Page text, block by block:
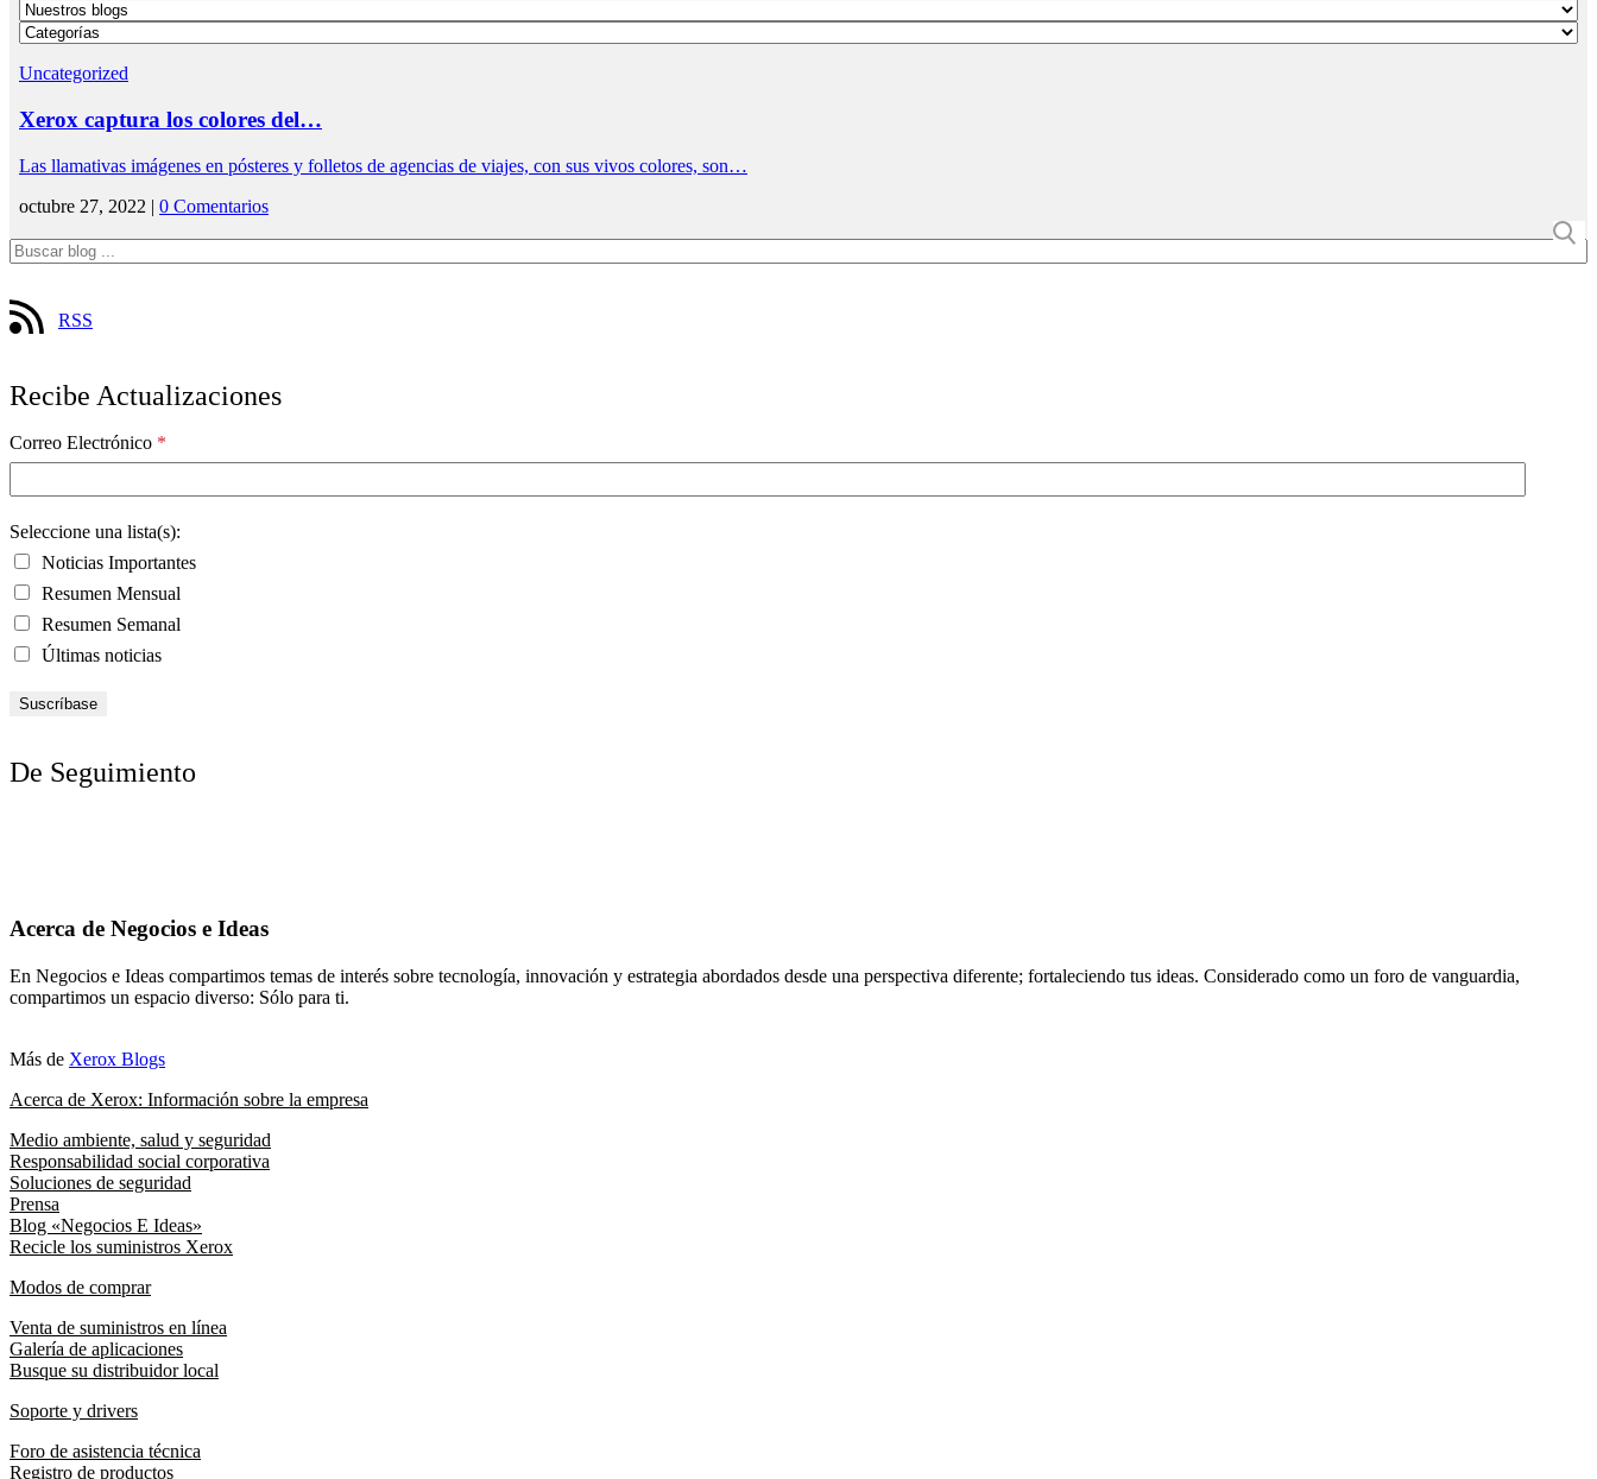
Uncategorized
Xerox captura los colores del…
Las llamativas imágenes en pósteres y folletos de agencias de viajes, con sus vivos colores, son…
octubre 27, 2022 | 0 Comentarios
RSS
Recibe Actualizaciones
Correo Electrónico *
Seleccione una lista(s):
Noticias Importantes
Resumen Mensual
Resumen Semanal
Últimas noticias
De Seguimiento
Acerca de Negocios e Ideas
En Negocios e Ideas compartimos temas de interés sobre tecnología, innovación y estrategia abordados desde una perspectiva diferente; fortaleciendo tus ideas. Considerado como un foro de vanguardia,
compartimos un espacio diverso: Sólo para ti.
Más de Xerox Blogs
Acerca de Xerox: Información sobre la empresa
Medio ambiente, salud y seguridad
Responsabilidad social corporativa
Soluciones de seguridad
Prensa
Blog «Negocios E Ideas»
Recicle los suministros Xerox
Modos de comprar
Venta de suministros en línea
Galería de aplicaciones
Busque su distribuidor local
Soporte y drivers
Foro de asistencia técnica
Registro de productos